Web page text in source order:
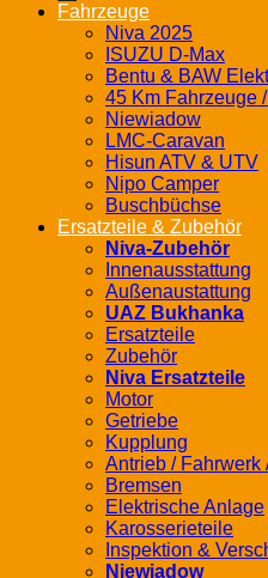
Fahrzeuge
Niva 2025
ISUZU D-Max
Bentu & BAW
45 Km Fahrzeuge
Niewiadow
LMC-Caravan
Hisun ATV & UTV
Nipo Camper
Buschbüchse
Ersatzteile & Zubehör
Niva-Zubehör
Innenausstattung
Außenaustattung
UAZ Bukhanka
Ersatzteile
Zubehör
Niva Ersatzteile
Motor
Getriebe
Kupplung
Antrieb / Fahrwerk
Bremsen
Elektrische Anlage
Karosserieteile
Inspektion &
Niewiadow